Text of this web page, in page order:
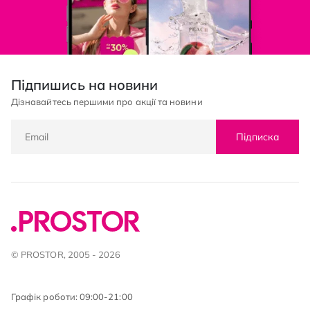
Підпишись на новини
Дізнавайтесь першими про акції та новини
Підписка
© PROSTOR, 2005 - 2026
Графік роботи: 09:00-21:00